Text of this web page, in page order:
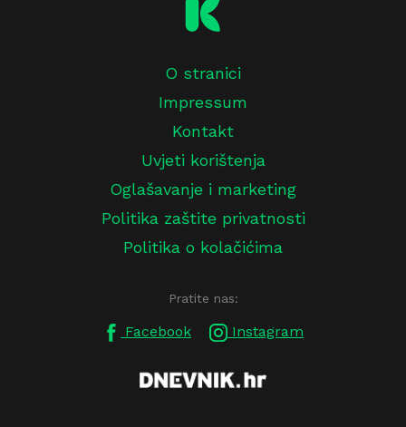
O stranici
Impressum
Kontakt
Uvjeti korištenja
Oglašavanje i marketing
Politika zaštite privatnosti
Politika o kolačićima
Pratite nas:
Facebook Instagram